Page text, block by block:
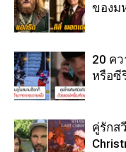
ของม
20 ค
หรือซี
คู่รักส